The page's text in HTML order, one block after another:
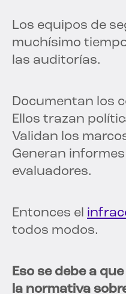
Los equipos de
muchísimo
las auditorías.
Documentan los
Ellos trazan
Validan los
Generan
evaluadores.
Entonces el
todos modos.
Eso se debe a
la normativa